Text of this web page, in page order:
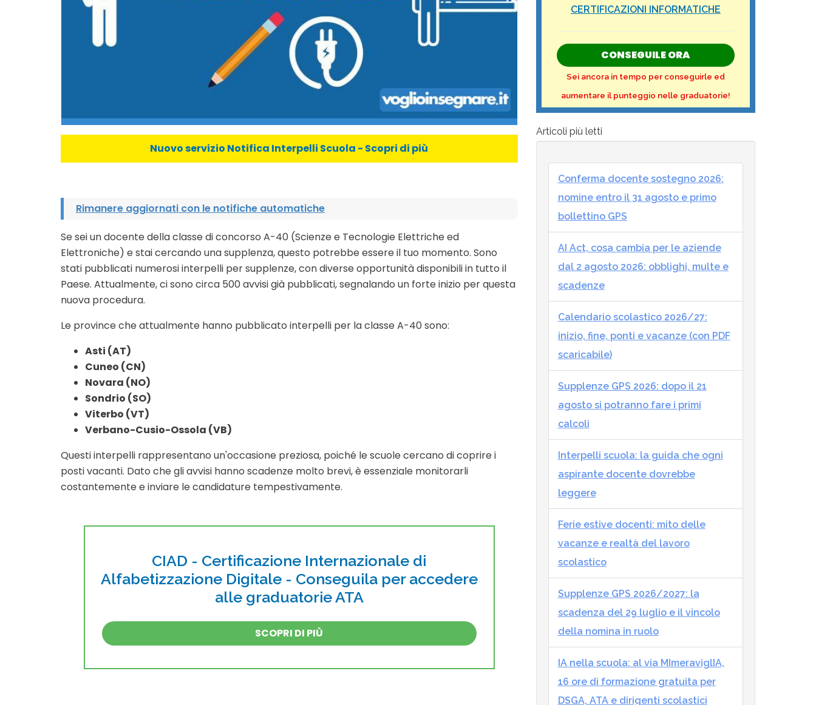
Nuovo servizio Notifica Interpelli Scuola - Scopri di più
Rimanere aggiornati con le notifiche automatiche
Se sei un docente della classe di concorso A-40 (Scienze e Tecnologie Elettriche ed
Elettroniche) e stai cercando una supplenza, questo potrebbe essere il tuo momento. Sono
stati pubblicati numerosi interpelli per supplenze, con diverse opportunità disponibili in tutto il
Paese. Attualmente, ci sono circa 500 avvisi già pubblicati, segnalando un forte inizio per questa
nuova procedura.
Le province che attualmente hanno pubblicato interpelli per la classe A-40 sono:
Asti (AT)
Cuneo (CN)
Novara (NO)
Sondrio (SO)
Viterbo (VT)
Verbano-Cusio-Ossola (VB)
Questi interpelli rappresentano un'occasione preziosa, poiché le scuole cercano di coprire i
posti vacanti. Dato che gli avvisi hanno scadenze molto brevi, è essenziale monitorarli
costantemente e inviare le candidature tempestivamente.
CIAD - Certificazione Internazionale di
Alfabetizzazione Digitale - Conseguila per accedere
alle graduatorie ATA
SCOPRI DI PIÙ
CERTIFICAZIONI INFORMATICHE
CONSEGUILE ORA
Sei ancora in tempo per conseguirle ed
aumentare il punteggio nelle graduatorie!
Articoli più letti
Conferma docente sostegno 2026:
nomine entro il 31 agosto e primo
bollettino GPS
AI Act, cosa cambia per le aziende
dal 2 agosto 2026: obblighi, multe e
scadenze
Calendario scolastico 2026/27:
inizio, fine, ponti e vacanze (con PDF
scaricabile)
Supplenze GPS 2026: dopo il 21
agosto si potranno fare i primi
calcoli
Interpelli scuola: la guida che ogni
aspirante docente dovrebbe
leggere
Ferie estive docenti: mito delle
vacanze e realtà del lavoro
scolastico
Supplenze GPS 2026/2027: la
scadenza del 29 luglio e il vincolo
della nomina in ruolo
IA nella scuola: al via MImeraviglIA,
16 ore di formazione gratuita per
DSGA, ATA e dirigenti scolastici